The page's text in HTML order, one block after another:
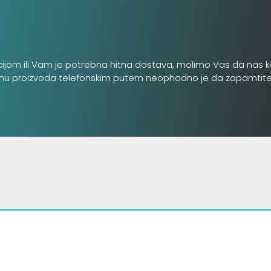
ili Vam je potrebna hitna dostava, molimo Vas da nas
proizvoda telefonskim putem neophodno je da zapamtite